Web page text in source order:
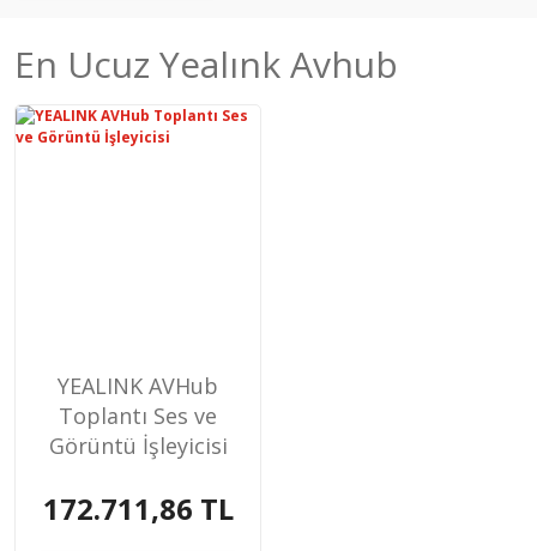
En Ucuz Yealınk Avhub
YEALINK AVHub
Toplantı Ses ve
Görüntü İşleyicisi
172.711,86 TL